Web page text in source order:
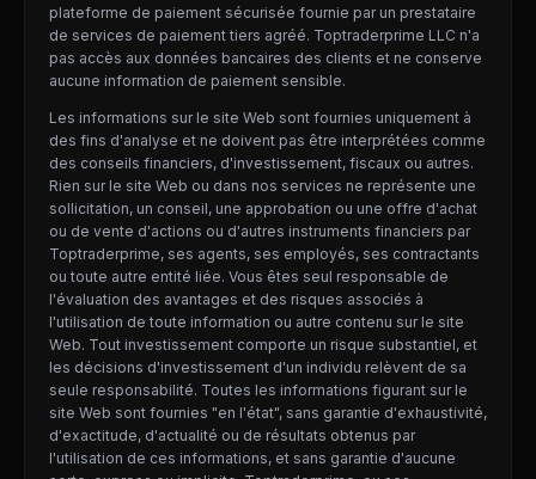
plateforme de paiement sécurisée fournie par un prestataire
de services de paiement tiers agréé. Toptraderprime LLC n'a
pas accès aux données bancaires des clients et ne conserve
aucune information de paiement sensible.
Les informations sur le site Web sont fournies uniquement à
des fins d'analyse et ne doivent pas être interprétées comme
des conseils financiers, d'investissement, fiscaux ou autres.
Rien sur le site Web ou dans nos services ne représente une
sollicitation, un conseil, une approbation ou une offre d'achat
ou de vente d'actions ou d'autres instruments financiers par
Toptraderprime, ses agents, ses employés, ses contractants
ou toute autre entité liée. Vous êtes seul responsable de
l'évaluation des avantages et des risques associés à
l'utilisation de toute information ou autre contenu sur le site
Web. Tout investissement comporte un risque substantiel, et
les décisions d'investissement d'un individu relèvent de sa
seule responsabilité. Toutes les informations figurant sur le
site Web sont fournies "en l'état", sans garantie d'exhaustivité,
d'exactitude, d'actualité ou de résultats obtenus par
l'utilisation de ces informations, et sans garantie d'aucune